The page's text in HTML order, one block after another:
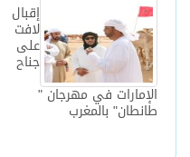
إقبال
لافت
على
جناح
الإمارات في مهرجان "
طانطان" بالمغرب